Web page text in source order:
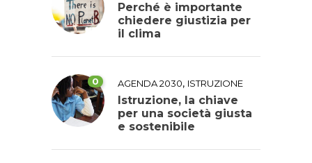
Perché è importante
chiedere giustizia per
il clima
0 AGENDA 2030, ISTRUZIONE
Istruzione, la chiave
per una società giusta
e sostenibile